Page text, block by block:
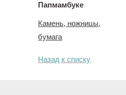
Папмамбуке
Камень, ножницы,
бумага
Назад к списку